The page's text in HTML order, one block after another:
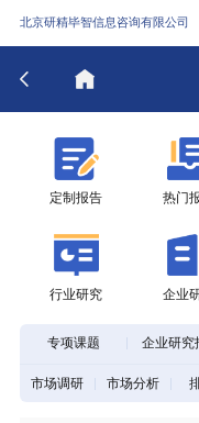
北京研精毕智信息咨询有限公司
定制报告 热门
行业研究 企业
专项课题 企业研究
市场调研 市场分析